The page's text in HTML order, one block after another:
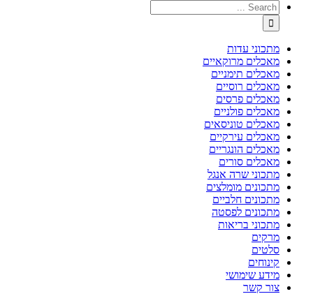
מתכוני עדות
מאכלים מרוקאיים
מאכלים תימניים
מאכלים רוסיים
מאכלים פרסים
מאכלים פולניים
מאכלים טוניסאים
מאכלים עירקיים
מאכלים הונגריים
מאכלים סורים
מתכוני שרה אנגל
מתכונים מומלצים
מתכונים חלביים
מתכונים לפסטה
מתכוני בריאות
מרקים
סלטים
קינוחים
מידע שימושי
צור קשר